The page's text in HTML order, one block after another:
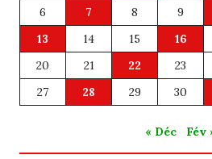
6
7 8 9
13
14 15 16
20
21 22 23
27
28 29 30
« Déc Fév